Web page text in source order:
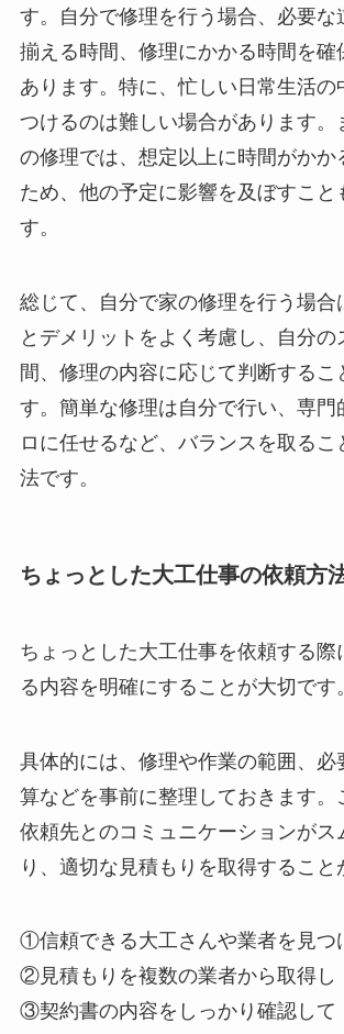
す。自分で修理を行う場合、必要な
揃える時間、修理にかかる時間を確
あります。特に、忙しい日常生活の
つけるのは難しい場合があります。
の修理では、想定以上に時間がかか
ため、他の予定に影響を及ぼすこと
す。
総じて、自分で家の修理を行う場合
とデメリットをよく考慮し、自分の
間、修理の内容に応じて判断するこ
す。簡単な修理は自分で行い、専門
ロに任せるなど、バランスを取るこ
法です。
ちょっとした大工仕事の依頼方
ちょっとした大工仕事を依頼する際
る内容を明確にすることが大切です。
具体的には、修理や作業の範囲、必
算などを事前に整理しておきます。
依頼先とのコミュニケーションがス
り、適切な見積もりを取得すること
①信頼できる大工さんや業者を見つ
②見積もりを複数の業者から取得し
③契約書の内容をしっかり確認して